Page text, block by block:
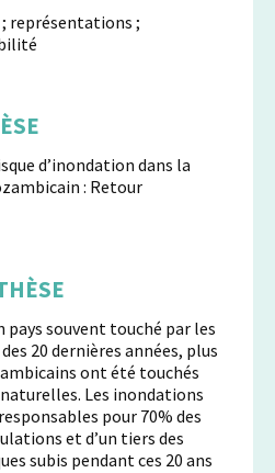
représentations ;
d’inondation dans la
: Retour
pays souvent touché par les
20 dernières années, plus
ont été touchés
Les inondations
pour 70% des
et d’un tiers des
subis pendant ces 20 ans